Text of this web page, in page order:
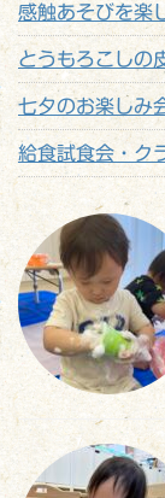
感触あそびを楽
とうもろこしの
七夕のお楽しみ
給食試食会・ク